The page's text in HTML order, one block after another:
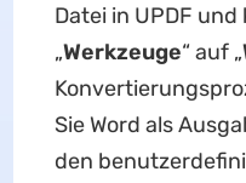
Datei in UPDF
„Werkzeuge“ auf „
Sie Word als
den